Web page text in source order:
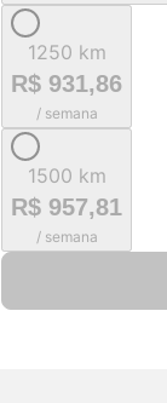
1250 km
R$ 931,86
/ semana
1500 km
R$ 957,81
/ semana